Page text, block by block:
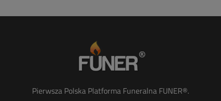
Pierwsza Polska Platforma Funeralna FUNER®.